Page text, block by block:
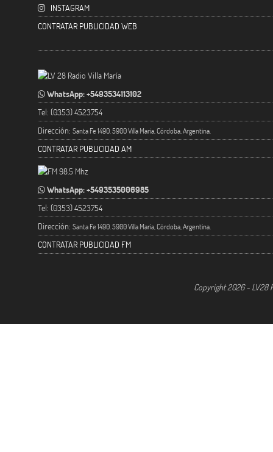
INSTAGRAM
CONTRATAR PUBLICIDAD WEB
WhatsApp: +5493534113102
Tel: (0353) 4523754
Dirección: Santa Fe 1490. 5900 Villa María, Córdoba, Argentina.
CONTRATAR PUBLICIDAD AM
WhatsApp: +5493535006985
Tel: (0353) 4523754
Dirección: Santa Fe 1490. 5900 Villa María, Córdoba, Argentina.
CONTRATAR PUBLICIDAD FM
Copyright 2026 - LV28